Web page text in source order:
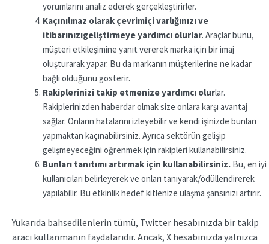
yorumlarını analiz ederek gerçekleştirirler.
Kaçınılmaz olarak çevrimiçi varlığınızıve
itibarınızıgeliştirmeye yardımcı olurlar. Araçlar bunu,
müşteri etkileşimine yanıt vererek marka için bir imaj
oluşturarak yapar. Bu da markanın müşterilerine ne kadar
bağlı olduğunu gösterir.
Rakiplerinizi takip etmenize yardımcı olurlar.
Rakiplerinizden haberdar olmak size onlara karşı avantaj
sağlar. Onların hatalarını izleyebilir ve kendi işinizde bunları
yapmaktan kaçınabilirsiniz. Ayrıca sektörün gelişip
gelişmeyeceğini öğrenmek için rakipleri kullanabilirsiniz.
Bunları tanıtımı artırmak için kullanabilirsiniz. Bu, en iyi
kullanıcıları belirleyerek ve onları tanıyarak/ödüllendirerek
yapılabilir. Bu etkinlik hedef kitlenize ulaşma şansınızı artırır.
Yukarıda bahsedilenlerin tümü, Twitter hesabınızda bir takip
aracı kullanmanın faydalarıdır. Ancak, X hesabınızda yalnızca